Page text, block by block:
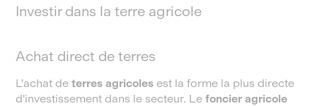
Investir dans la terre agricole
Achat direct de terres
L'achat deterres agricoles est la forme la plus directe
d'investissement dans le secteur. Lefoncier agricole